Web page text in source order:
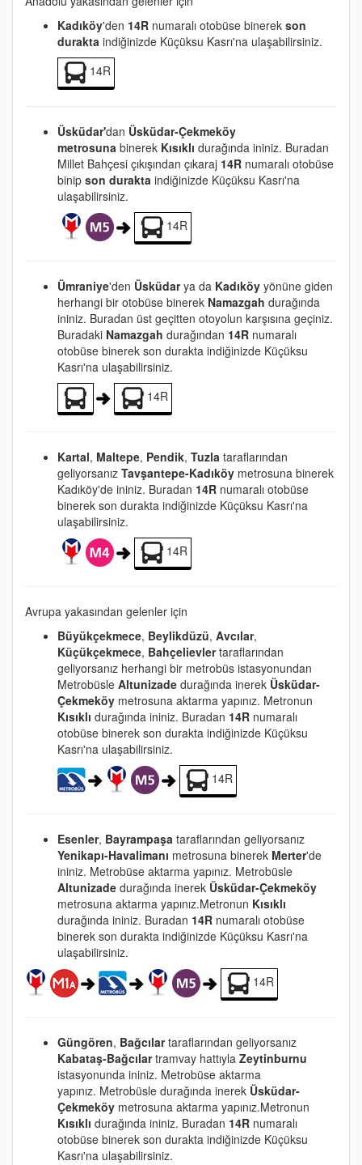
Kadıköy'den 14R numaralı otobüse binerek son
durakta indiğinizde Küçüksu Kasrı'na ulaşabilirsiniz.
14R
Üsküdar'dan Üsküdar-Çekmeköy
metrosuna binerek Kısıklı durağında ininiz. Buradan
Millet Bahçesi çıkışından çıkaraj 14R numaralı otobüse
binip son durakta indiğinizde Küçüksu Kasrı'na
ulaşabilirsiniz.
14R
Ümraniye'den Üsküdarya da Kadıköy yönüne giden
herhangi bir otobüse binerek Namazgah durağında
ininiz. Buradan üst geçitten otoyolun karşısına geçiniz.
Buradaki Namazgah durağından 14R numaralı
otobüse binerek son durakta indiğinizde Küçüksu
Kasrı'na ulaşabilirsiniz.
14R
Kartal, Maltepe, Pendik, Tuzla taraflarından
geliyorsanız Tavşantepe-Kadıköy metrosuna binerek
Kadıköy'de ininiz. Buradan 14R numaralı otobüse
binerek son durakta indiğinizde Küçüksu Kasrı'na
ulaşabilirsiniz.
14R
Avrupa yakasından gelenler için
Büyükçekmece, Beylikdüzü, Avcılar,
Küçükçekmece, Bahçelievlertaraflarından
geliyorsanız herhangi bir metrobüs istasyonundan
Metrobüsle Altunizade durağında inerek Üsküdar-
Çekmeköy metrosuna aktarma yapınız. Metronun
Kısıklı durağında ininiz. Buradan 14R numaralı
otobüse binerek son durakta indiğinizde Küçüksu
Kasrı'na ulaşabilirsiniz.
14R
Esenler, Bayrampaşa taraflarından geliyorsanız
Yenikapı-Havalimanı metrosuna binerek Merter'de
ininiz. Metrobüse aktarma yapınız. Metrobüsle
Altunizade durağında inerek Üsküdar-Çekmeköy
metrosuna aktarma yapınız.Metronun Kısıklı
durağında ininiz. Buradan 14R numaralı otobüse
binerek son durakta indiğinizde Küçüksu Kasrı'na
ulaşabilirsiniz.
14R
Güngören, Bağcılartaraflarından geliyorsanız
Kabataş-Bağcılartramvay hattıyla Zeytinburnu
istasyonunda ininiz. Metrobüse aktarma
yapınız. Metrobüsle durağında inerek Üsküdar-
Çekmeköy metrosuna aktarma yapınız.Metronun
Kısıklı durağında ininiz. Buradan 14R numaralı
otobüse binerek son durakta indiğinizde Küçüksu
Kasrı'na ulaşabilirsiniz.